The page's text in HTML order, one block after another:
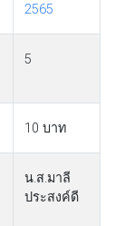
2565
5
10 บาท
น.ส.มาลี
ประสงค์ดี